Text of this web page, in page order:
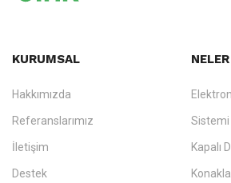
KURUMSAL
Hakkımızda
Referanslarımız
İletişim
Destek
Sistemi
Kapalı